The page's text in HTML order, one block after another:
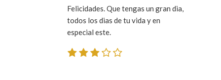
Felicidades. Que tengas un gran dia,
todos los dias de tu vida y en
especial este.